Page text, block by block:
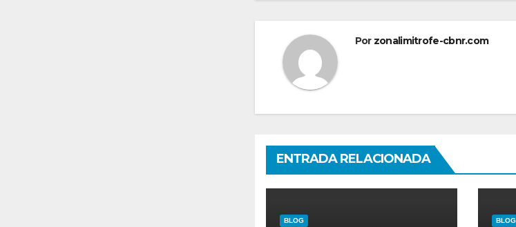
Por zonalimitrofe-cbnr.com
ENTRADA RELACIONADA
BLOG BLOG